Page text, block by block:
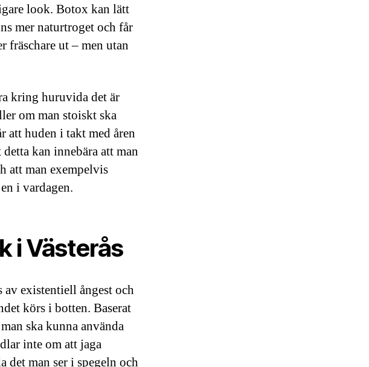
look. Botox kan lätt
mer naturtroget och får
fräschare ut – men utan
kring huruvida det är
om man stoiskt ska
att huden i takt med åren
kan innebära att man
att man exempelvis
i vardagen.
i Västerås
av existentiell ångest och
körs i botten. Baserat
ska kunna använda
inte om att jaga
det man ser i spegeln och